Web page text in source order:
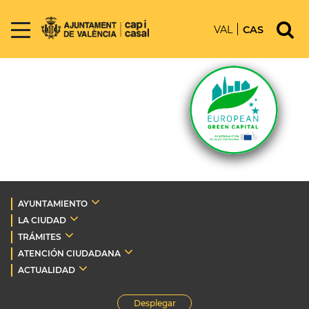
VAL CAS
AYUNTAMIENTO
LA CIUDAD
TRÁMITES
ATENCIÓN CIUDADANA
ACTUALIDAD
Desplegar